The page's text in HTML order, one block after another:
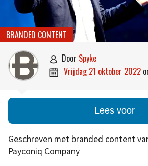
BRANDED CONTENT
 door Spyke
 vrijdag 21 oktober 2022
Lees voor
Geschreven met branded content
Payconiq Company